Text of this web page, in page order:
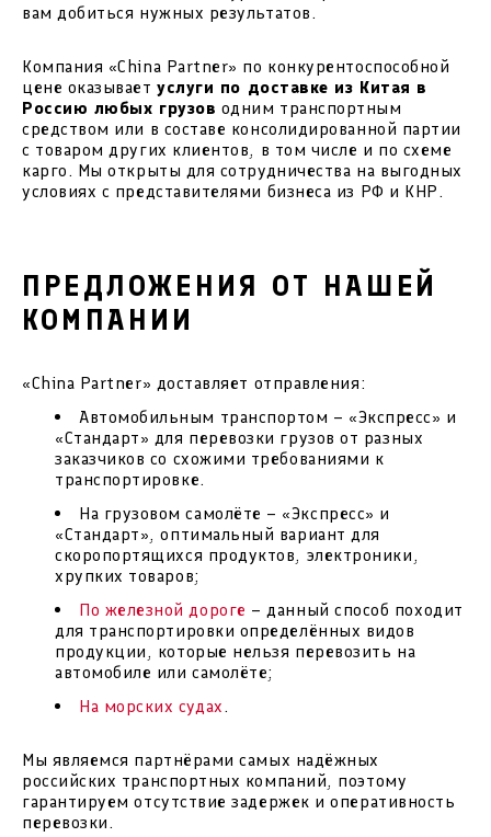
вам добиться нужных результатов.
Компания «China Partner» по конкурентоспособной
цене оказываетуслуги по доставке из Китая в
Россию любых грузов одним транспортным
средством или в составе консолидированной партии
с товаром других клиентов, в том числе и по схеме
карго. Мы открыты для сотрудничества на выгодных
условиях с представителями бизнеса из РФ и КНР.
ПРЕДЛОЖЕНИЯ ОТ НАШЕЙ
КОМПАНИИ
«China Partner» доставляет отправления:
Автомобильным транспортом – «Экспресс» и
«Стандарт» для перевозки грузов от разных
заказчиков со схожими требованиями к
транспортировке.
На грузовом самолёте – «Экспресс» и
«Стандарт», оптимальный вариант для
скоропортящихся продуктов, электроники,
хрупких товаров;
По железной дороге – данный способ походит
для транспортировки определённых видов
продукции, которые нельзя перевозить на
автомобиле или самолёте;
На морских судах.
Мы являемся партнёрами самых надёжных
российских транспортных компаний, поэтому
гарантируем отсутствие задержек и оперативность
перевозки.